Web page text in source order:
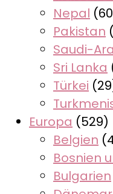
Nepal
Pakistan
Saudi-
Sri Lanka
Türkei
Europa (529)
Belgien
Bosnien
Bulgarien